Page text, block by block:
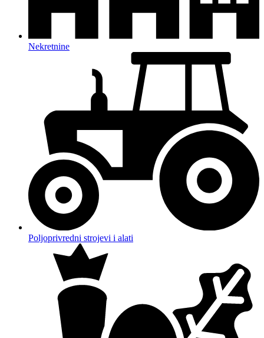
Nekretnine
Poljoprivredni strojevi i alati